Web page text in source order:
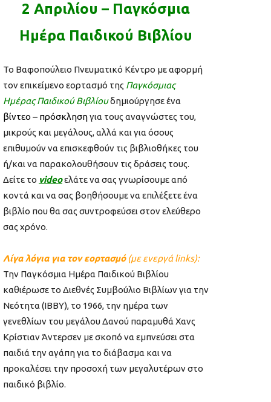
2 Απριλίου – Παγκόσμια
Ημέρα Παιδικού Βιβλίου
Το Βαφοπούλειο Πνευματικό Κέντρο με αφορμή
τον επικείμενο εορτασμό της Παγκόσμιας
Ημέρας Παιδικού Βιβλίουδημιούργησε ένα
βίντεο – πρόσκλησηγια τους αναγνώστες του,
μικρούς και μεγάλους, αλλά και για όσους
επιθυμούν να επισκεφθούν τις βιβλιοθήκες του
ή/και να παρακολουθήσουν τις δράσεις τους.
Δείτε το videoελάτε να σας γνωρίσουμε από
κοντά και να σας βοηθήσουμε να επιλέξετε ένα
βιβλίο που θα σας συντροφεύσει στον ελεύθερο
σας χρόνο.
Λίγα λόγια για τονεορτασμό(με ενεργά links):
Την Παγκόσμια Ημέρα Παιδικού Βιβλίου
καθιέρωσε το Διεθνές Συμβούλιο Βιβλίων για την
Νεότητα (IBBY), το 1966, την ημέρα των
γενεθλίων του μεγάλου Δανού παραμυθά Χανς
Κρίστιαν Άντερσεν με σκοπό να εμπνεύσει στα
παιδιά την αγάπη για το διάβασμα και να
προκαλέσει την προσοχή των μεγαλυτέρων στο
παιδικό βιβλίο.